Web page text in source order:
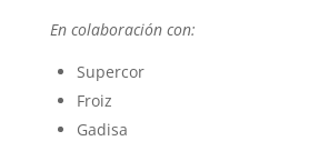
En colaboración con:
Supercor
Froiz
Gadisa